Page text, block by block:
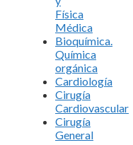
Física
Médica
Bioquímica.
Química
orgánica
Cardiología
Cirugía
Cardiovascular
Cirugía
General